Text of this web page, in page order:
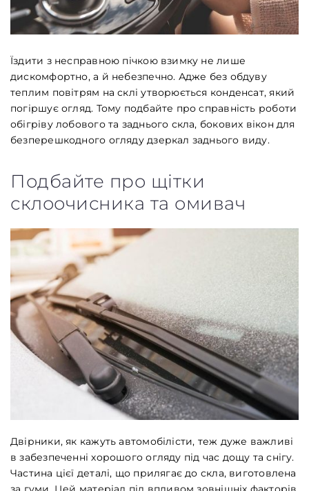
Їздити з несправною пічкою взимку не лише
дискомфортно, а й небезпечно. Адже без обдуву
теплим повітрям на склі утворюється конденсат, який
погіршує огляд. Тому подбайте про справність роботи
обігріву лобового та заднього скла, бокових вікон для
безперешкодного огляду дзеркал заднього виду.
Подбайте про щітки
склоочисника та омивач
Двірники, як кажуть автомобілісти, теж дуже важливі
в забезпеченні хорошого огляду під час дощу та снігу.
Частина цієї деталі, що прилягає до скла, виготовлена